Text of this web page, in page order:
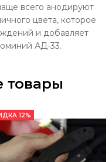
всего анодируют
цвета, которое
и добавляет
АД-33.
товары
12%